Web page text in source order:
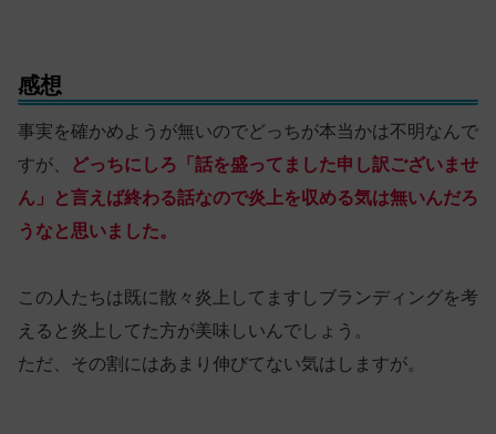
感想
事実を確かめようが無いのでどっちが本当かは不明なんで
すが、
どっちにしろ「話を盛ってました申し訳ございませ
ん」と言えば終わる話なので炎上を収める気は無いんだろ
うなと思いました。
この人たちは既に散々炎上してますしブランディングを考
えると炎上してた方が美味しいんでしょう。
ただ、その割にはあまり伸びてない気はしますが。